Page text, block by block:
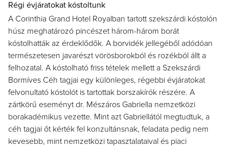
Régi évjáratokat kóstoltunk
A Corinthia Grand Hotel Royalban tartott szekszárdi kóstolón
húsz meghatározó pincészet három-három borát
kóstolhatták az érdeklődők. A borvidék jellegéből adódóan
természetesen javarészt vörösborokból és rozékból állt a
felhozatal. A kóstolható friss tételek mellett a Szekszárdi
Bormíves Céh tagjai egy különleges, régebbi évjáratokat
felvonultató kóstolót is tartottak borszakírók részére. A
zártkörű eseményt dr. Mészáros Gabriella nemzetközi
borakadémikus vezette. Mint azt Gabriellától megtudtuk, a
céh tagjai őt kérték fel konzultánsnak, feladata pedig nem
kevesebb, mint nemzetközi tapasztalataival és piaci